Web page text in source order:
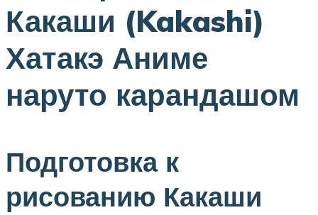
Какаши (Kakashi)
Хатакэ Аниме
наруто карандашом
Подготовка к
рисованию Какаши